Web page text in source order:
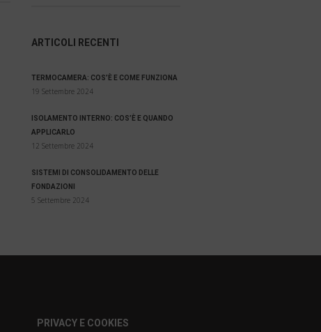
ARTICOLI RECENTI
TERMOCAMERA: COS’È E COME FUNZIONA
19 Settembre 2024
ISOLAMENTO INTERNO: COS’È E QUANDO
APPLICARLO
12 Settembre 2024
SISTEMI DI CONSOLIDAMENTO DELLE
FONDAZIONI
5 Settembre 2024
PRIVACY E COOKIES